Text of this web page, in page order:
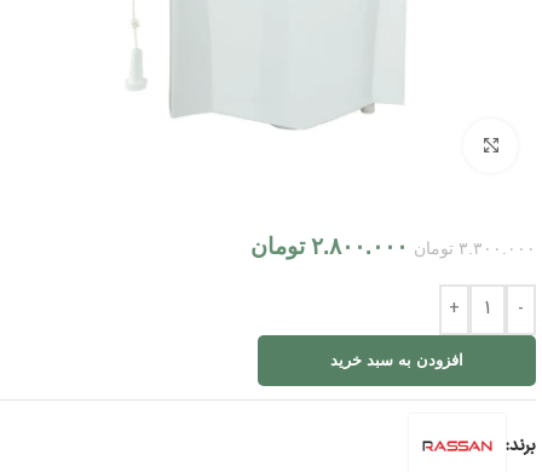
۳.۳۰۰.۰۰۰ تومان ۲.۸۰۰.۰۰۰ تومان
-
+
افزودن به سبد خرید
برند: